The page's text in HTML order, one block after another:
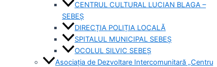
CENTRUL CULTURAL LUCIAN BLAGA –
SEBEȘ
DIRECȚIA POLIȚIA LOCALĂ
SPITALUL MUNICIPAL SEBEȘ
OCOLUL SILVIC SEBEȘ
Asociația de Dezvoltare Intercomunitară „Centru